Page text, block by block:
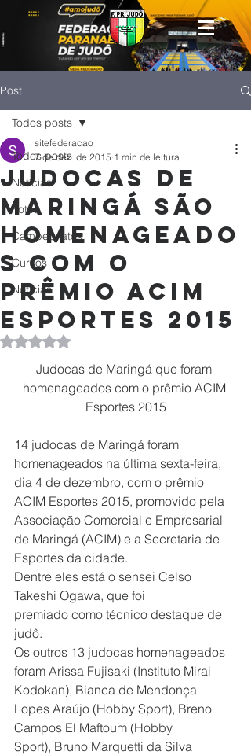
Post
Todos posts
Notícias
Fotos
Campeonatos
Cursos
Noticias
Todos posts
Judocas de
Maringá são
homenageado
s com o
prêmio ACIM
Esportes 2015
sitefederacao
7 de dez. de 2015 1 min de leitura
Avaliado com NaN de 5 estrelas.
Judocas de Maringá que foram
homenageados com o prêmio ACIM
Esportes 2015
14 judocas de Maringá foram
homenageados na última sexta-feira,
dia 4 de dezembro, com o prêmio
ACIM Esportes 2015, promovido pela
Associação Comercial e Empresarial
de Maringá (ACIM) e a Secretaria de
Esportes da cidade.
Dentre eles está o sensei Celso
Takeshi Ogawa, que foi
premiado como técnico destaque de
judô.
Os outros 13 judocas homenageados
foram Arissa Fujisaki (Instituto Mirai
Kodokan), Bianca de Mendonça
Lopes Araújo (Hobby Sport), Breno
Campos El Maftoum (Hobby
Sport), Bruno Marquetti da Silva